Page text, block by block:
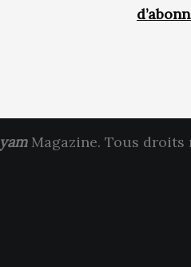
yamMagazine. Tous droits